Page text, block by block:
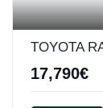
17,790€